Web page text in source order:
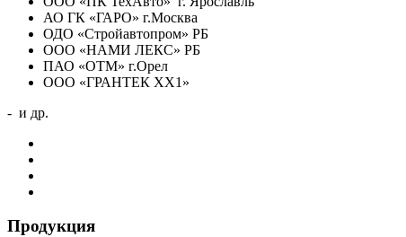
АО ГК «ГАРО» г.Москва
ОДО «Стройавтопром» РБ
ООО «НАМИ ЛЕКС» РБ
ПАО «ОТМ» г.Орел
ООО «ГРАНТЕК ХХ1»
- и др.
Продукция